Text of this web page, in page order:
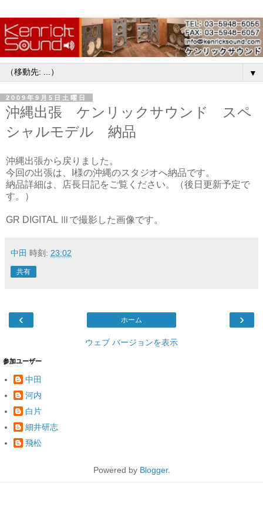
▼
2009年9月5日土曜日
沖縄出張 ケンリックサウンド スペ
シャルモデル 納品
沖縄出張から戻りました。
今回の出張は、I様の沖縄のスタジオへ納品です。
納品詳細は、店長日記をご覧ください。（後日更新予定で
す。）
GR DIGITAL Ⅲで撮影した画像です。
中田 時刻: 23:02
共有
‹ ›
ホーム
ウェブ バージョンを表示
参加ユーザー
中田
河内
白片
細井研志
飛松
Powered by Blogger.